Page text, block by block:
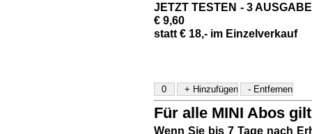
JETZT TESTEN - 3
€ 9,60
statt € 18,- im Einzelverkauf
Für alle MINI Abos
Wenn Sie bis 7 Tage nach